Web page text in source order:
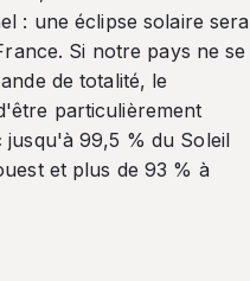
: une éclipse solaire sera
Si notre pays ne se
de totalité, le
particulièrement
jusqu'à 99,5 % du Soleil
et plus de 93 % à